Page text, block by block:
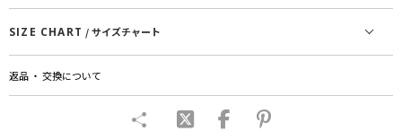
SIZE CHART / サイズチャート
返品 ・ 交換について